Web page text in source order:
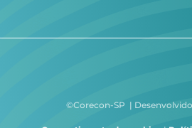
©Corecon-SP |